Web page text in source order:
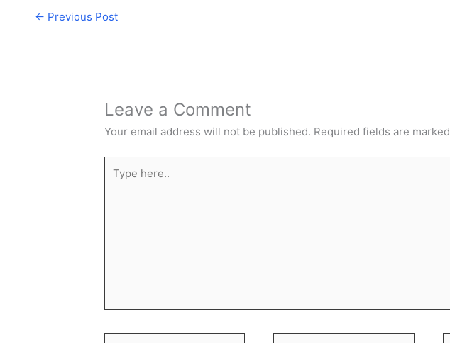
← Previous Post
Leave a Comment
Your email address will not be published. Required fields are marked
here..